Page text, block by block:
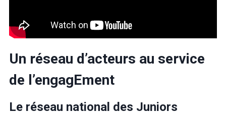
Un réseau d’acteurs au service
de l’engagEment
Le réseau national des Juniors